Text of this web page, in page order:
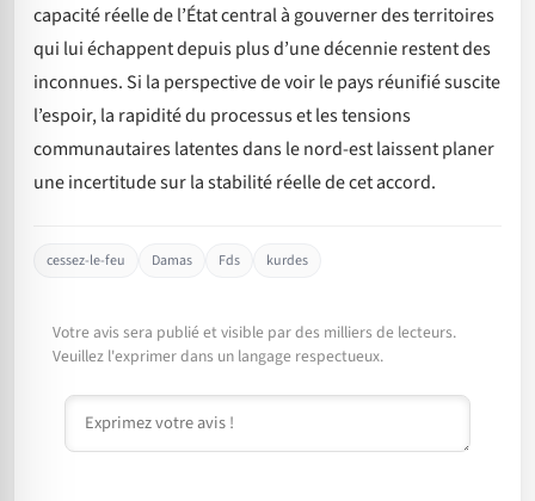
capacité réelle de l’État central à gouverner des territoires
qui lui échappent depuis plus d’une décennie restent des
inconnues. Si la perspective de voir le pays réunifié suscite
l’espoir, la rapidité du processus et les tensions
communautaires latentes dans le nord-est laissent planer
une incertitude sur la stabilité réelle de cet accord.
cessez-le-feu Damas Fds kurdes
Votre avis sera publié et visible par des milliers de lecteurs.
Veuillez l'exprimer dans un langage respectueux.
Commentaire